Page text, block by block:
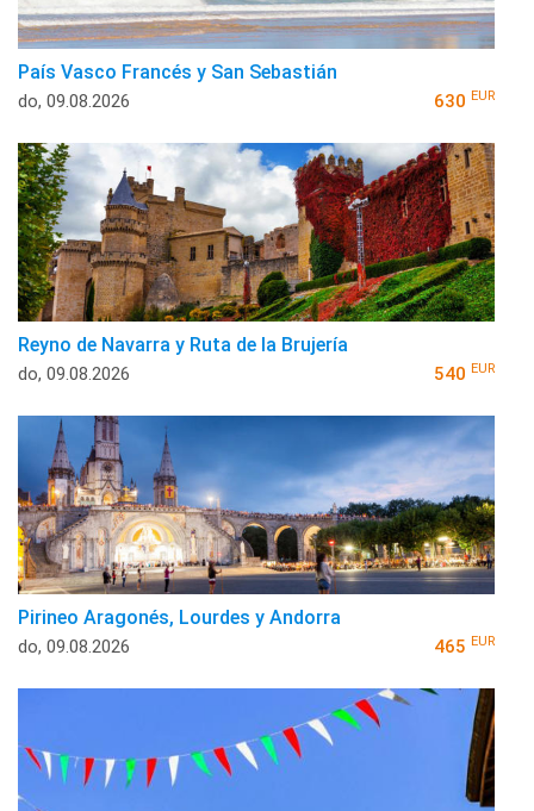
País Vasco Francés y San Sebastián
do, 09.08.2026 630 EUR
Reyno de Navarra y Ruta de la Brujería
do, 09.08.2026 540 EUR
Pirineo Aragonés, Lourdes y Andorra
do, 09.08.2026 465 EUR